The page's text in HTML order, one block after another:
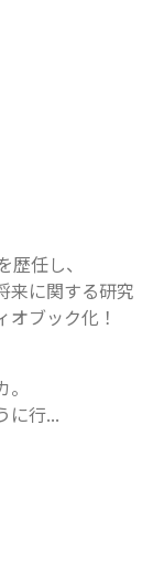
任し、
来に関する研究
ブック化！
に行...